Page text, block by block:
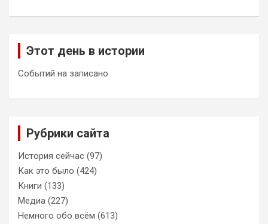
Этот день в истории
Событий на записано
Рубрики сайта
История сейчас (97)
Как это было (424)
Книги (133)
Медиа (227)
Немного обо всём (613)